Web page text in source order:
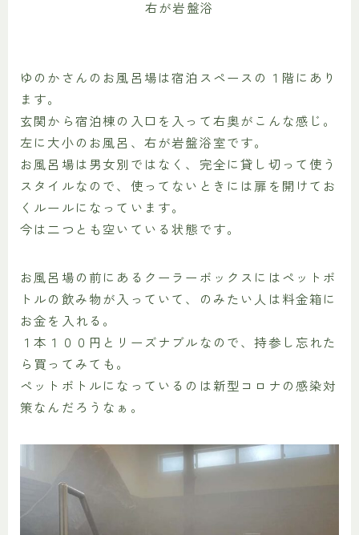
右が岩盤浴
ゆのかさんのお風呂場は宿泊スペースの１階にあり
ます。
玄関から宿泊棟の入口を入って右奥がこんな感じ。
左に大小のお風呂、右が岩盤浴室です。
お風呂場は男女別ではなく、完全に貸し切って使う
スタイルなので、使ってないときには扉を開けてお
くルールになっています。
今は二つとも空いている状態です。
お風呂場の前にあるクーラーボックスにはペットボ
トルの飲み物が入っていて、のみたい人は料金箱に
お金を入れる。
１本１００円とリーズナブルなので、持参し忘れた
ら買ってみても。
ペットボトルになっているのは新型コロナの感染対
策なんだろうなぁ。